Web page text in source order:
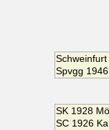
Spvgg
SK 1928
SC 1926